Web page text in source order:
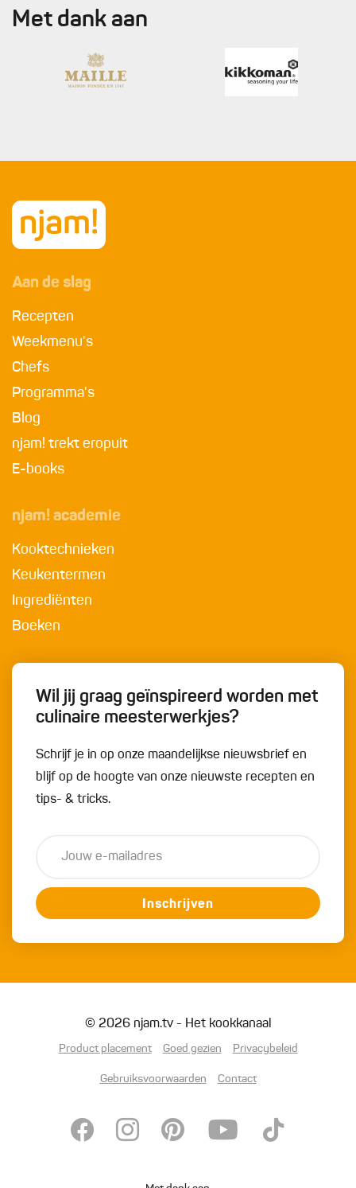
Met dank aan
Aan de slag
Recepten
Weekmenu's
Chefs
Programma's
Blog
njam! trekt eropuit
E-books
njam! academie
Kooktechnieken
Keukentermen
Ingrediënten
Boeken
Wil jij graag geïnspireerd worden met
culinaire meesterwerkjes?
Schrijf je in op onze maandelijkse nieuwsbrief en
blijf op de hoogte van onze nieuwste recepten en
tips- & tricks.
Inschrijven
© 2026 njam.tv - Het kookkanaal
Product placement Goed gezien Privacybeleid
Gebruiksvoorwaarden Contact